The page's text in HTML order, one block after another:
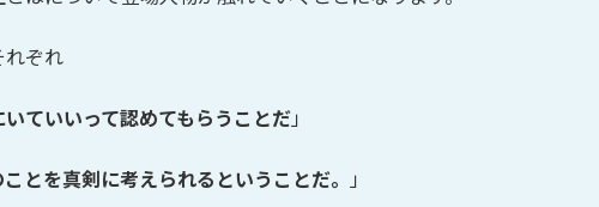
れぞれ
ていいって認めてもらうことだ 」
とを真剣に考えられるということだ。 」